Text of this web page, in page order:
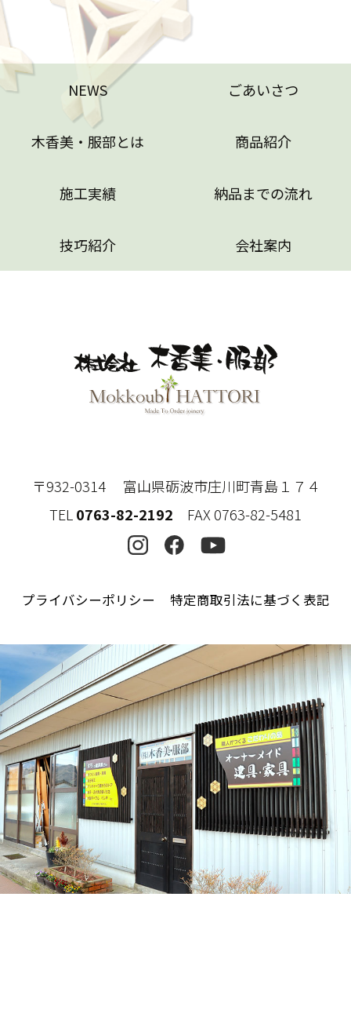
木香美・服部とは
施工実績 納品までの流れ
技巧紹介 会社案内
特定商取引法に基づく表記
NEWS ごあいさつ
木香美・服部とは 商品紹介
施工実績 納品までの流れ
技巧紹介 会社案内
〒932-0314 富山県砺波市庄川町青島１７４
TEL0763-82-2192 FAX 0763-82-5481
プライバシーポリシー 特定商取引法に基づく表記